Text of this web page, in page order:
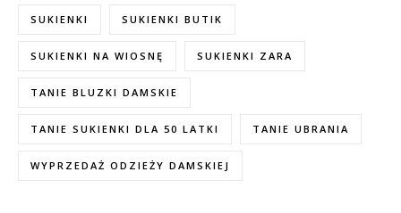
SUKIENKI SUKIENKI BUTIK
SUKIENKI NA WIOSNĘ SUKIENKI ZARA
TANIE BLUZKI DAMSKIE
TANIE SUKIENKI DLA 50 LATKI TANIE UBRANIA
WYPRZEDAŻ ODZIEŻY DAMSKIEJ